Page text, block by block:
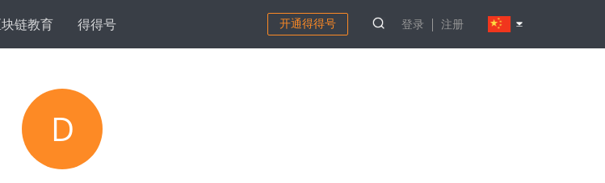
链教育 得得号 开通得得号 登录 注册
D